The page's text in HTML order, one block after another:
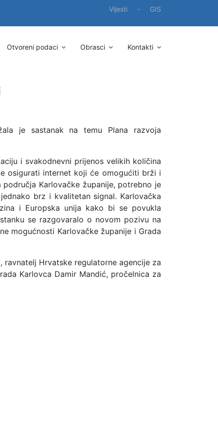
Vijesti - GIS
Otvoreni podaci Obrasci Kontakti
je sastanak na temu Plana razvoja
i svakodnevni prijenos velikih količina
osigurati internet koji će omogućiti brži i
Karlovačke županije, potrebno je
brz i kvalitetan signal. Karlovačka
i Europska unija kako bi se povukla
se razgovaralo o novom pozivu na
mogućnosti Karlovačke županije i Grada
Hrvatske regulatorne agencije za
Karlovca Damir Mandić, pročelnica za